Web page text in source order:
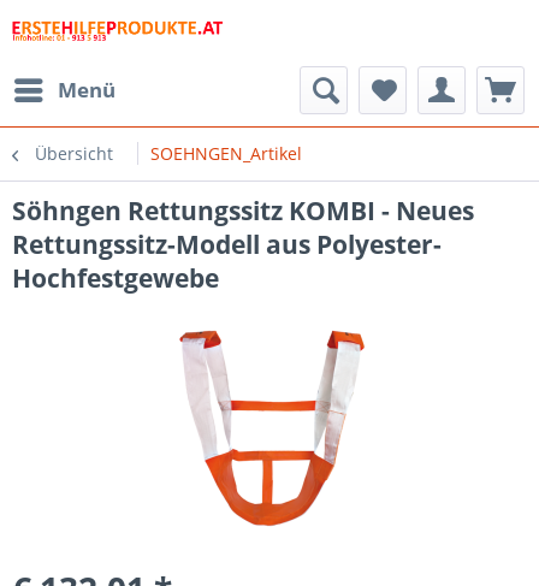
Menü
Übersicht SOEHNGEN_Artikel
Söhngen Rettungssitz KOMBI - Neues
Rettungssitz-Modell aus Polyester-
Hochfestgewebe